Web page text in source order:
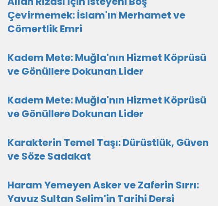
Çevirmemek: İslam'ın Merhamet ve
Cömertlik Emri
Kadem Mete: Muğla'nın Hizmet Köprüsü
ve Gönüllere Dokunan Lider
Kadem Mete: Muğla'nın Hizmet Köprüsü
ve Gönüllere Dokunan Lider
Karakterin Temel Taşı: Dürüstlük, Güven
ve Söze Sadakat
Haram Yemeyen Asker ve Zaferin Sırrı:
Yavuz Sultan Selim'in Tarihi Dersi